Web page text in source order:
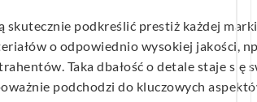
skutecznie podkreślić prestiż każdej
o odpowiednio wysokiej jakości,
Taka dbałość o detale staje
podchodzi do kluczowych